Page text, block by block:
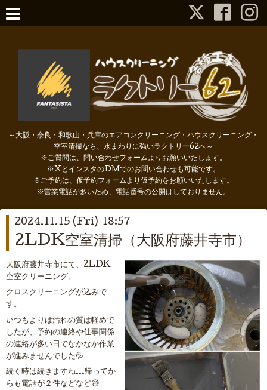
～大阪・奈良・和歌山・兵庫のエアコンクリーニング・ハウスクリーニング・
空室清掃なら、水まわりに強いラクトリー62へ～
※ご質問は、問い合わせフォームよりお願いいたします。
※XとインスタのDMでのお問い合わせも可能です。
※ご予約は、仮予約フォームより仮予約をお願いいたします。
※営業電話が多いため、電話番号の公開はしておりません。
2024.11.15 (Fri) 18:57
2LDK空室清掃（大阪府藤井寺市）
大阪府藤井寺市にて、2LDK
空室クリーニング。
クロスクリーニングが込みで
す。
いつもよりは汚れの質は軽めで
したが、予約の連絡や仕事関係
の連絡が多い日でなかなか作業
が進みませんでした💦
続く時は続きますね…帰ってか
らも電話が２件などなど😅